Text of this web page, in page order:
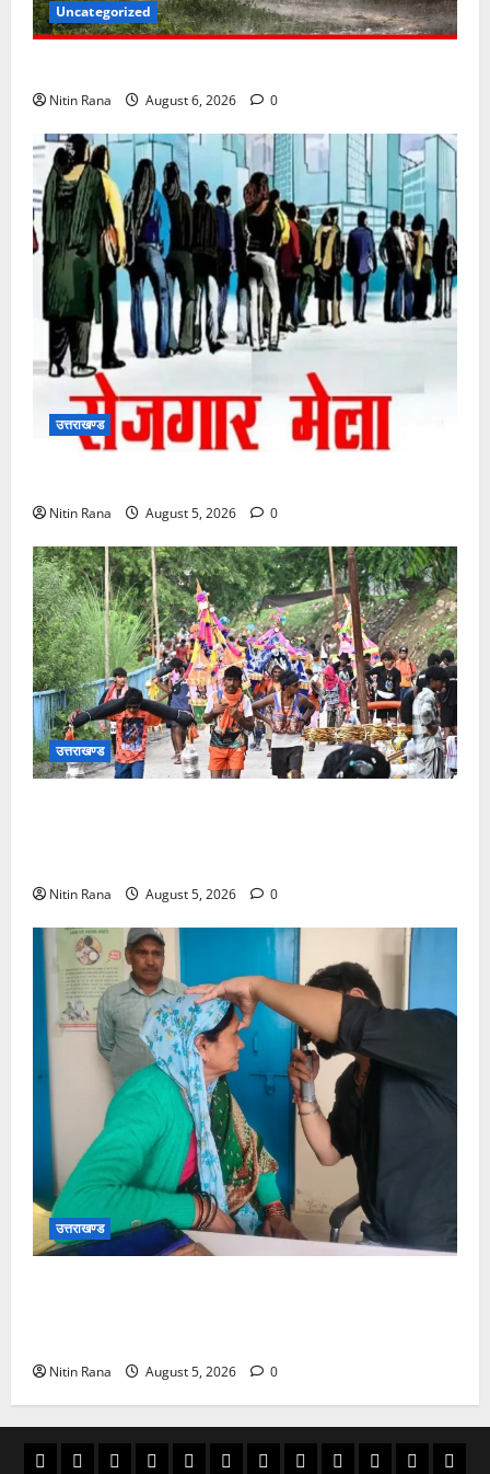
Uncategorized
Nitin Rana August 6, 2026 0
उत्तराखण्ड
Nitin Rana August 5, 2026 0
उत्तराखण्ड
Nitin Rana August 5, 2026 0
उत्तराखण्ड
Nitin Rana August 5, 2026 0
अल्मोड़ाउत्तराखण्ड
उधम काशीपुरचमोलीचम्पावतटिहरी देहरादूनपिथौरागढ़
पौड़ी बागेश्वर